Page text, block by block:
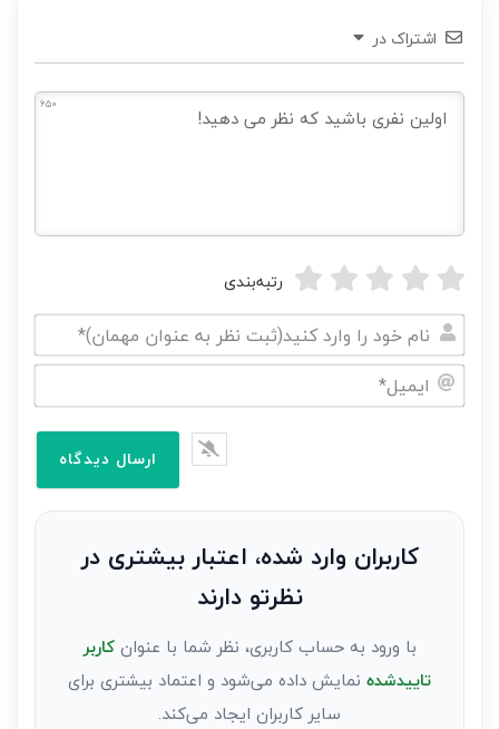
اشتراک در
650
رتبه‌بندی
نام
خود
نظر
کاربران وارد شده، اعتبار بیشتری در
نظرتو دارند
با ورود به حساب کاربری، نظر شما با عنوانکاربر
تاییدشده نمایش داده می‌شود و اعتماد بیشتری برای
سایر کاربران ایجاد می‌کند.